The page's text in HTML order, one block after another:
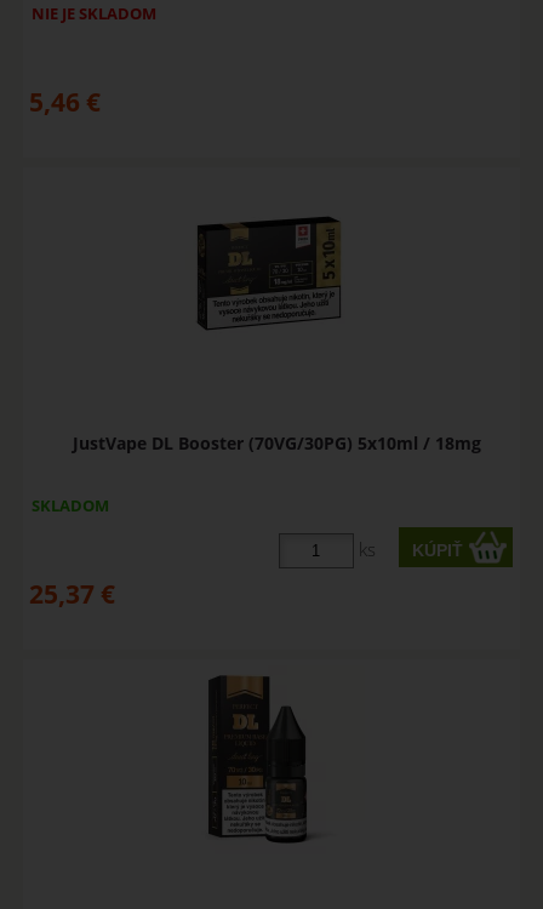
NIE JE SKLADOM
5,46 €
JustVape DL Booster (70VG/30PG) 5x10ml / 18mg
SKLADOM
ks
25,37 €